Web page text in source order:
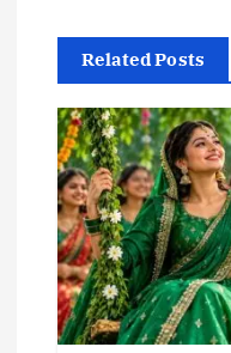
a
v
g
a
t
Related Posts